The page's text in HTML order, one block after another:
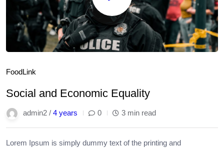
FoodLink
Social and Economic Equality
admin2 / 4 years 0 3 min read
Lorem Ipsum is simply dummy text of the printing and